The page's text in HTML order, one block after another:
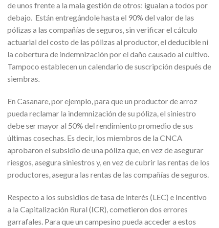
de unos frente a la mala gestión de otros: igualan a todos por
debajo. Están entregándole hasta el 90% del valor de las
pólizas a las compañías de seguros, sin verificar el cálculo
actuarial del costo de las pólizas al productor, el deducible ni
la cobertura de indemnización por el daño causado al cultivo.
Tampoco establecen un calendario de suscripción después de
siembras.
En Casanare, por ejemplo, para que un productor de arroz
pueda reclamar la indemnización de su póliza, el siniestro
debe ser mayor al 50% del rendimiento promedio de sus
últimas cosechas. Es decir, los miembros de la CNCA
aprobaron el subsidio de una póliza que, en vez de asegurar
riesgos, asegura siniestros y, en vez de cubrir las rentas de los
productores, asegura las rentas de las compañías de seguros.
Respecto a los subsidios de tasa de interés (LEC) e Incentivo
a la Capitalización Rural (ICR), cometieron dos errores
garrafales. Para que un campesino pueda acceder a estos